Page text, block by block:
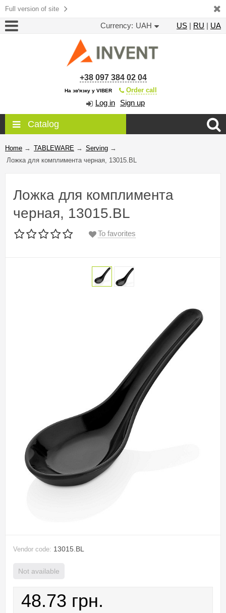
Full version of site
Currency: UAH US | RU | UA
+38 097 384 02 04
На зв'язку у VIBER Order call
Log in Sign up
Catalog
Home → TABLEWARE → Serving →
Ложка для комплимента черная, 13015.BL
Ложка для комплимента
черная, 13015.BL
To favorites
Vendor code: 13015.BL
Not available
48.73 грн.